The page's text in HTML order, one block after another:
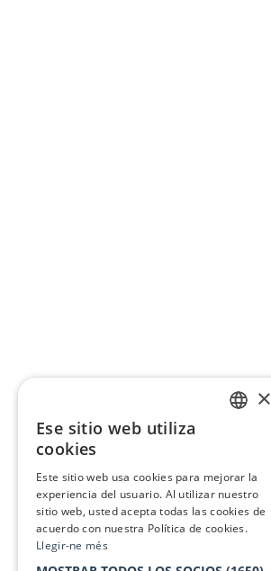
×
Ese sitio web utiliza
cookies
Este sitio web usa cookies para mejorar la
experiencia del usuario. Al utilizar nuestro
sitio web, usted acepta todas las cookies de
acuerdo con nuestra Política de cookies.
Llegir-ne més